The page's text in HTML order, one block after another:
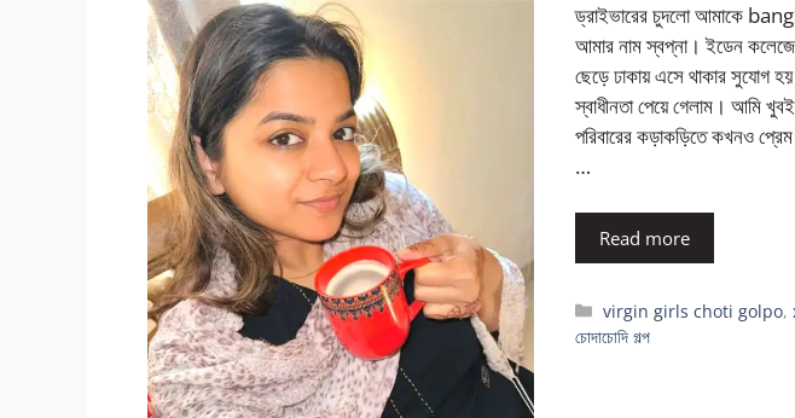
ড্রাইভারের চুদলো আমাকে
আমার নাম স্বপ্না। ইডেন
ছেড়ে ঢাকায় এসে থাকার সুযোগ
স্বাধীনতা পেয়ে গেলাম। আমি
পরিবারের কড়াকড়িতে কখনও
…
Read more
Categories
virgin girls choti golpo,
চোদাচোদি গল্প